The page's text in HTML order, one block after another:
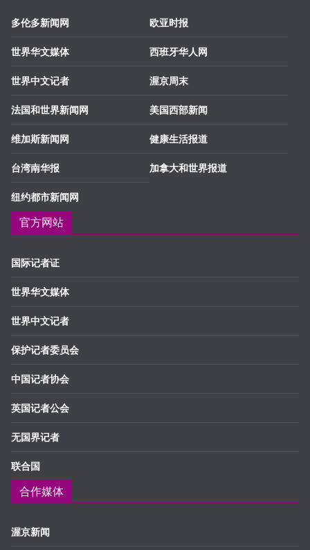
多伦多新闻网
世界华文媒体
世界中文记者
法国和世界新闻网
维加斯新闻网
台湾南华报
纽约都市新闻网
欧亚时报
西班牙华人网
渥京周末
美国西部新闻
健康生活报道
加拿大和世界报道
官方网站
国际记者证
世界华文媒体
世界中文记者
保护记者委员会
中国记者协会
英国记者公会
无国界记者
联合国
合作媒体
渥京新闻